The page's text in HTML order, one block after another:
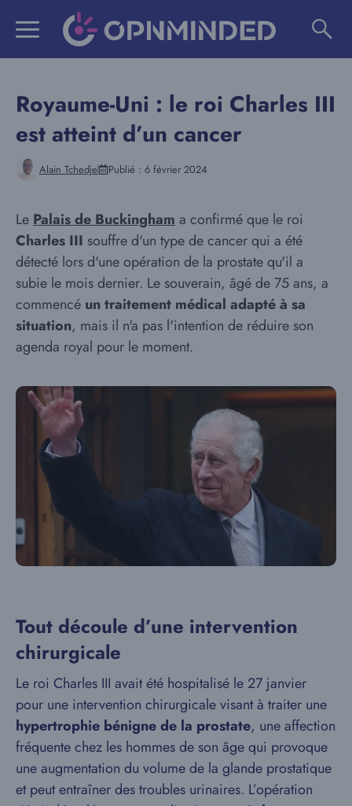
Royaume-Uni : le roi Charles III
est atteint d’un cancer
Alain Tchedje Publié : 6 février 2024
Le Palais de Buckingham a confirmé que le roi
Charles III souffre d'un type de cancer qui a été
détecté lors d'une opération de la prostate qu'il a
subie le mois dernier. Le souverain, âgé de 75 ans, a
commencé un traitement médical adapté à sa
situation, mais il n'a pas l'intention de réduire son
agenda royal pour le moment.
Tout découle d’une intervention
chirurgicale
Le roi Charles III avait été hospitalisé le 27 janvier
pour une intervention chirurgicale visant à traiter une
hypertrophie bénigne de la prostate, une affection
fréquente chez les hommes de son âge qui provoque
une augmentation du volume de la glande prostatique
et peut entraîner des troubles urinaires. L’opération